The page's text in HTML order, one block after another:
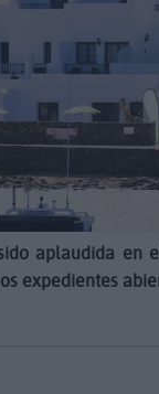
aplaudida en
expedientes